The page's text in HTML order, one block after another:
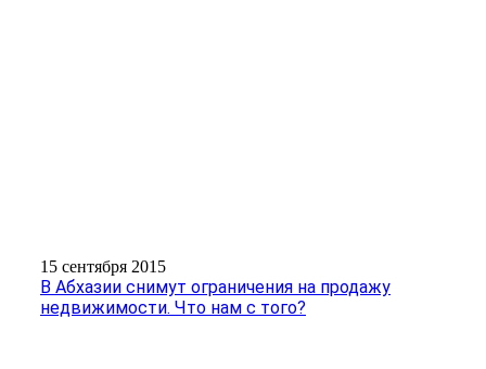
15 сентября 2015
В Абхазии снимут ограничения на продажу
недвижимости. Что нам с того?